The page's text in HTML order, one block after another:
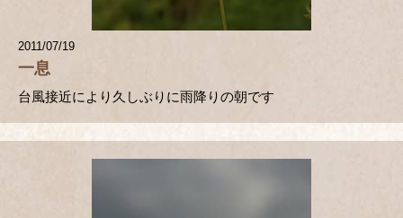
2011/07/19
一息
台風接近により久しぶりに雨降りの朝です